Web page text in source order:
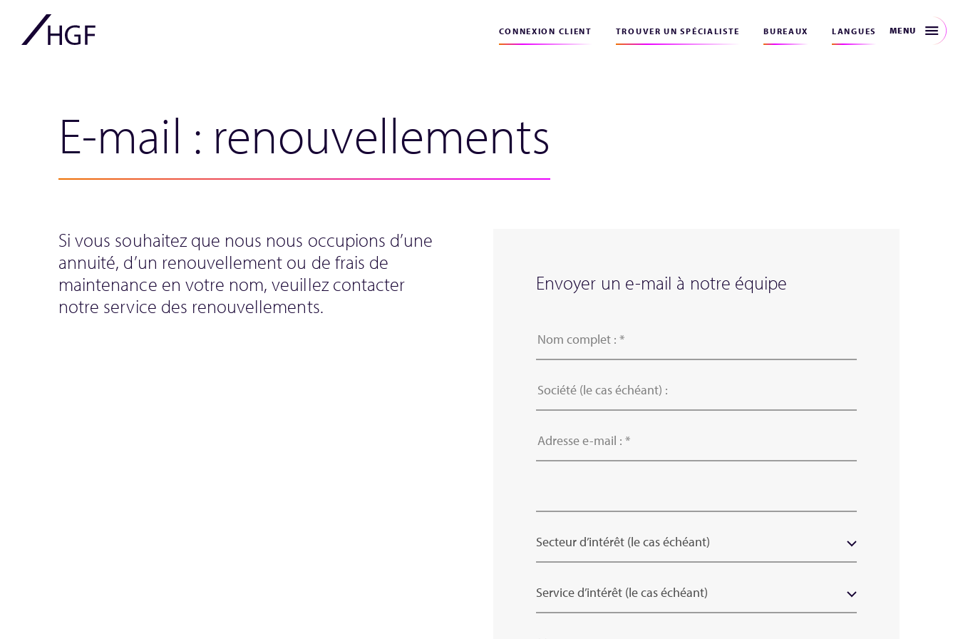
CONNEXION CLIENT TROUVER UN SPÉCIALISTE BUREAUX LANGUES MENU
E-mail : renouvellements
Si vous souhaitez que nous nous occupions d’une
annuité, d’un renouvellement ou de frais de
maintenance en votre nom, veuillez contacter
notre service des renouvellements.
Envoyer un e-mail à notre équipe